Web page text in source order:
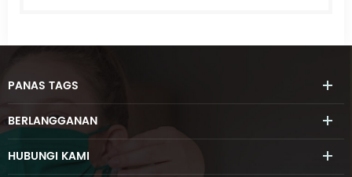
PANAS TAGS
BERLANGGANAN
HUBUNGI KAMI